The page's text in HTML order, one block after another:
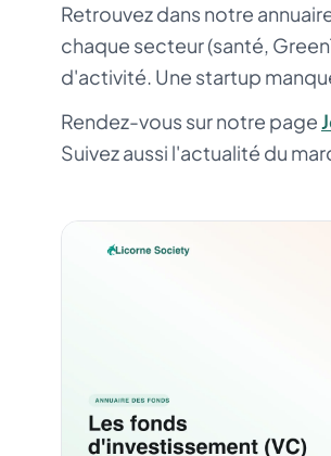
Retrouvez dans notre
chaque secteur (santé,
d'activité. Une startup
Rendez-vous sur notre page
Suivez aussi l'actualité du